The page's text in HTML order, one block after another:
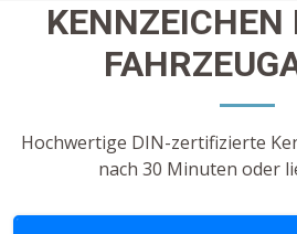
KENNZEICHEN
Hochwertige DIN-zertifizierte
nach 30 Minuten oder